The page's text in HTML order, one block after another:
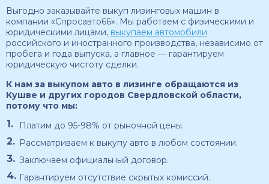
Выгодно заказывайте выкуп лизинговых машин в
компании «Спросавто66». Мы работаем с физическими и
юридическими лицами, выкупаем автомобили
российского и иностранного производства, независимо от
пробега и года выпуска, а главное — гарантируем
юридическую чистоту сделки.
К нам за выкупом авто в лизинге обращаются из
Кушве и других городов Свердловской области,
потому что мы:
Платим до 95-98% от рыночной цены.
Рассматриваем к выкупу авто в любом состоянии.
Заключаем официальный договор.
Гарантируем отсутствие скрытых комиссий.